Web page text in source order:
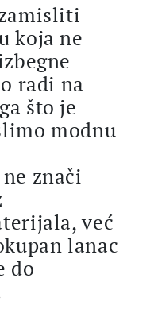
koja ne
radi na
što je
modnu
znači
već
lanac
do